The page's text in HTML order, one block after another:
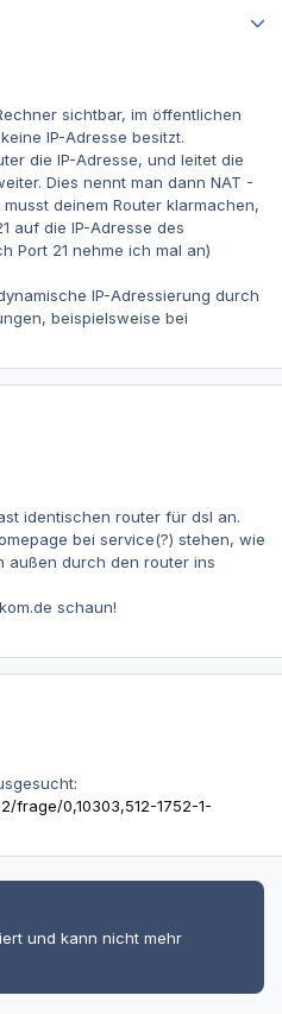
sichtbar, im öffentlichen
IP-Adresse besitzt.
die IP-Adresse, und leitet die
Dies nennt man dann NAT -
deinem Router klarmachen,
auf die lP-Adresse des
Port 21 nehme ich mal an)
IP-Adressierung durch
beispielsweise bei
identischen router für dsl an.
bei service(?) stehen, wie
außen durch den router ins
schaun!
frage/0,10303,512-1752-1-
und kann nicht mehr